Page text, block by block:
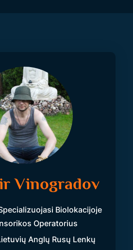
Vinogradov
Biolokacijoje
Operatorius
Anglų Rusų Lenkų